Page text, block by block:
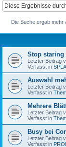
Die Suche ergab mehr
Stop staring
Letzter Beitrag
Verfasst in
Auswahl
Letzter Beitrag
Verfasst in
Mehrere
Letzter Beitrag
Verfasst in
Busy bei
Letzter Beitrag
Verfasst in